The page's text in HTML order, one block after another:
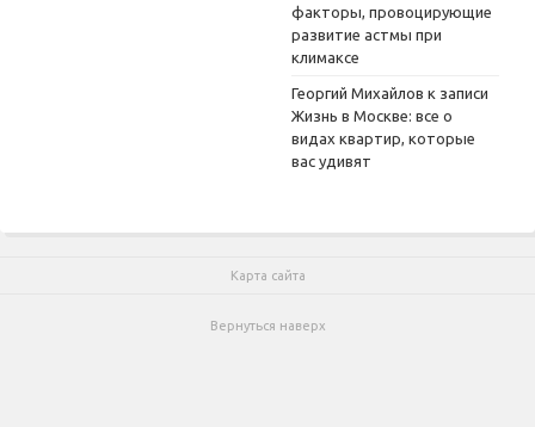
факторы, провоцирующие
развитие астмы при
климаксе
Георгий Михайлов к записи
Жизнь в Москве: все о
видах квартир, которые
вас удивят
Карта сайта
Вернуться наверх